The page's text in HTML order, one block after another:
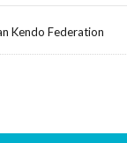
Kendo Federation